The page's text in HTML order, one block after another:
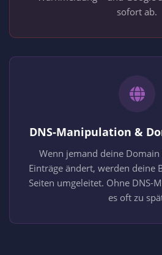
sofort ab.
DNS-Manipulation &
Wenn jemand deine
Einträge ändert, werden deine
Seiten umgeleitet. Ohne DNS-
es oft zu